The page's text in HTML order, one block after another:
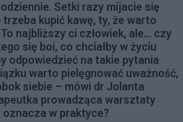
Setki razy mijacie się
trzeba kupić kawę, ty, że warto
najbliższy ci człowiek, ale... czy
się boi, co chciałby w życiu
odpowiedzieć na takie pytania
warto pielęgnować uważność,
siebie – mówi dr Jolanta
prowadząca warsztaty
oznacza w praktyce?